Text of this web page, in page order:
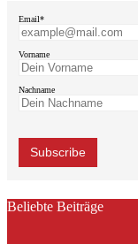
Email*
Vorname
Nachname
Beliebte Beiträge